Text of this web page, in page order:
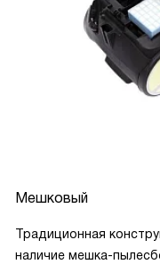
Мешковый
Традиционная
наличие мешка-